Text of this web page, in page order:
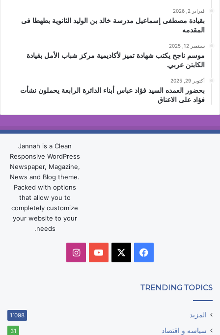
فبراير 2, 2026
بقيادة مصطفى إسماعيل مدرسة خالد بن الوليد الثانوية بطهطا فى
المقدمه
سبتمبر 12, 2025
موسم ناجح يكتب شهادة تميز لأكاديمية مركز شباب الأمل بقيادة
الكابتن عربي.
أكتوبر 29, 2025
بحضور العمده السيد فؤاد عباس أبناء الدائرة الرابعة يحملون نشأت
فؤاد على الاعناق
Jannah is a Clean
Responsive WordPress
Newspaper, Magazine,
News and Blog theme.
Packed with options
that allow you to
completely customize
your website to your
needs.
فيسبوك ‫YouTubeانستقرام
TRENDING TOPICS
المزيد 1٬098
سياسه و اقتصاد 31